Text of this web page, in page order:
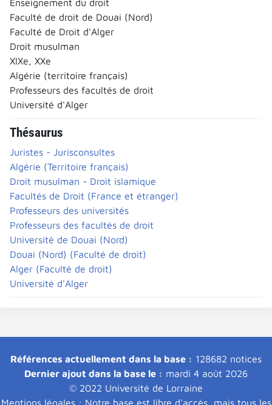
Faculté de droit de Douai (Nord)
Faculté de Droit d'Alger
Droit musulman
XIXe, XXe
Algérie (territoire français)
Professeurs des facultés de droit
Université d'Alger
Thésaurus
Juristes - Jurisconsultes
Algérie (Territoire français)
Droit musulman - Droit islamique
Facultés de Droit (France et étranger)
Professeurs des universités
Professeurs des facultés de droit
Université de Douai (Nord)
Douai (Nord) (Faculté de droit)
Alger (Faculté de droit)
Université d'Alger
Références actuellement dans la base : 128682 notices
Dernier ajout dans la base le : mardi 4 août 2026
© 2022 Université de Lorraine
Mentions légales : Notre base est libre d'accès, mais tous les